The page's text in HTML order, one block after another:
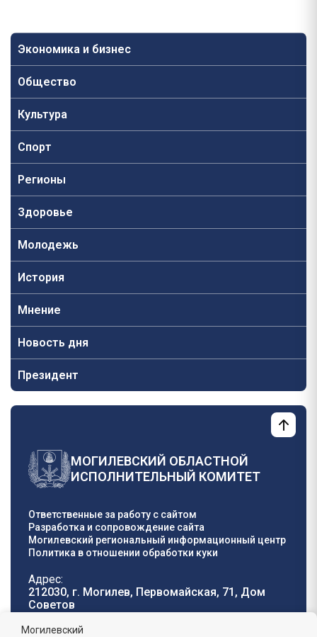
Экономика и бизнес
Общество
Культура
Спорт
Регионы
Здоровье
Молодежь
История
Мнение
Новость дня
Президент
МОГИЛЕВСКИЙ ОБЛАСТНОЙ
ИСПОЛНИТЕЛЬНЫЙ КОМИТЕТ
Ответственные за работу с сайтом
Разработка и сопровождение сайта
Могилевский региональный информационный центр
Политика в отношении обработки куки
Адрес:
212030, г. Могилев, Первомайская, 71, Дом
Cоветов
Телефон горячей
Могилевский